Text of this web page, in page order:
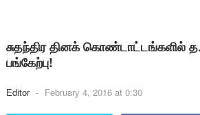
சுதந்திர தினக் கொண்டாட்டங்களில்
பங்கேற்பு!
Editor - February 4, 2016 at 0:30